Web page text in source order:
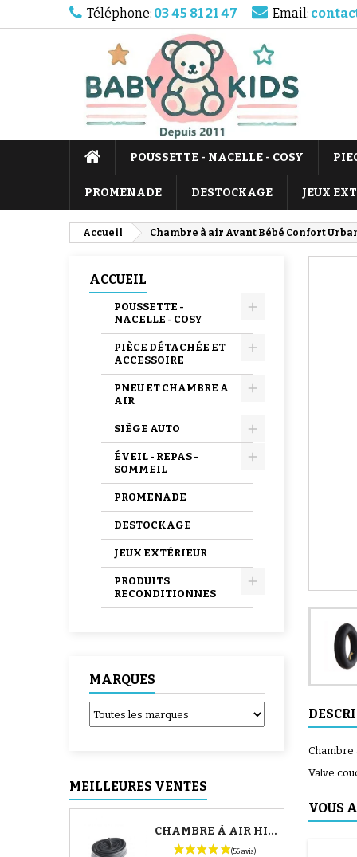
Téléphone: 03 45 81 21 47 Email:
POUSSETTE - NACELLE - COSY
PROMENADE DESTOCKAGE JEUX
Accueil Chambre à air Avant Bébé Confort
ACCUEIL
POUSSETTE -
NACELLE - COSY
PIÈCE DÉTACHÉE ET
ACCESSOIRE
PNEU ET CHAMBRE A
AIR
SIÈGE AUTO
ÉVEIL - REPAS -
SOMMEIL
PROMENADE
DESTOCKAGE
JEUX EXTÉRIEUR
PRODUITS
RECONDITIONNES
MARQUES
MEILLEURES VENTES
CHAMBRE À AIR HIGH TREK BÉBÉ CONFORT
Chambre
Valve
VOUS